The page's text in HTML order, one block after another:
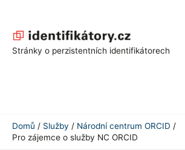
obsah
Stránky o perzistentních identifikátorech
Domů Služby
Národní centrum ORCID
Pro zájemce o služby NC ORCID